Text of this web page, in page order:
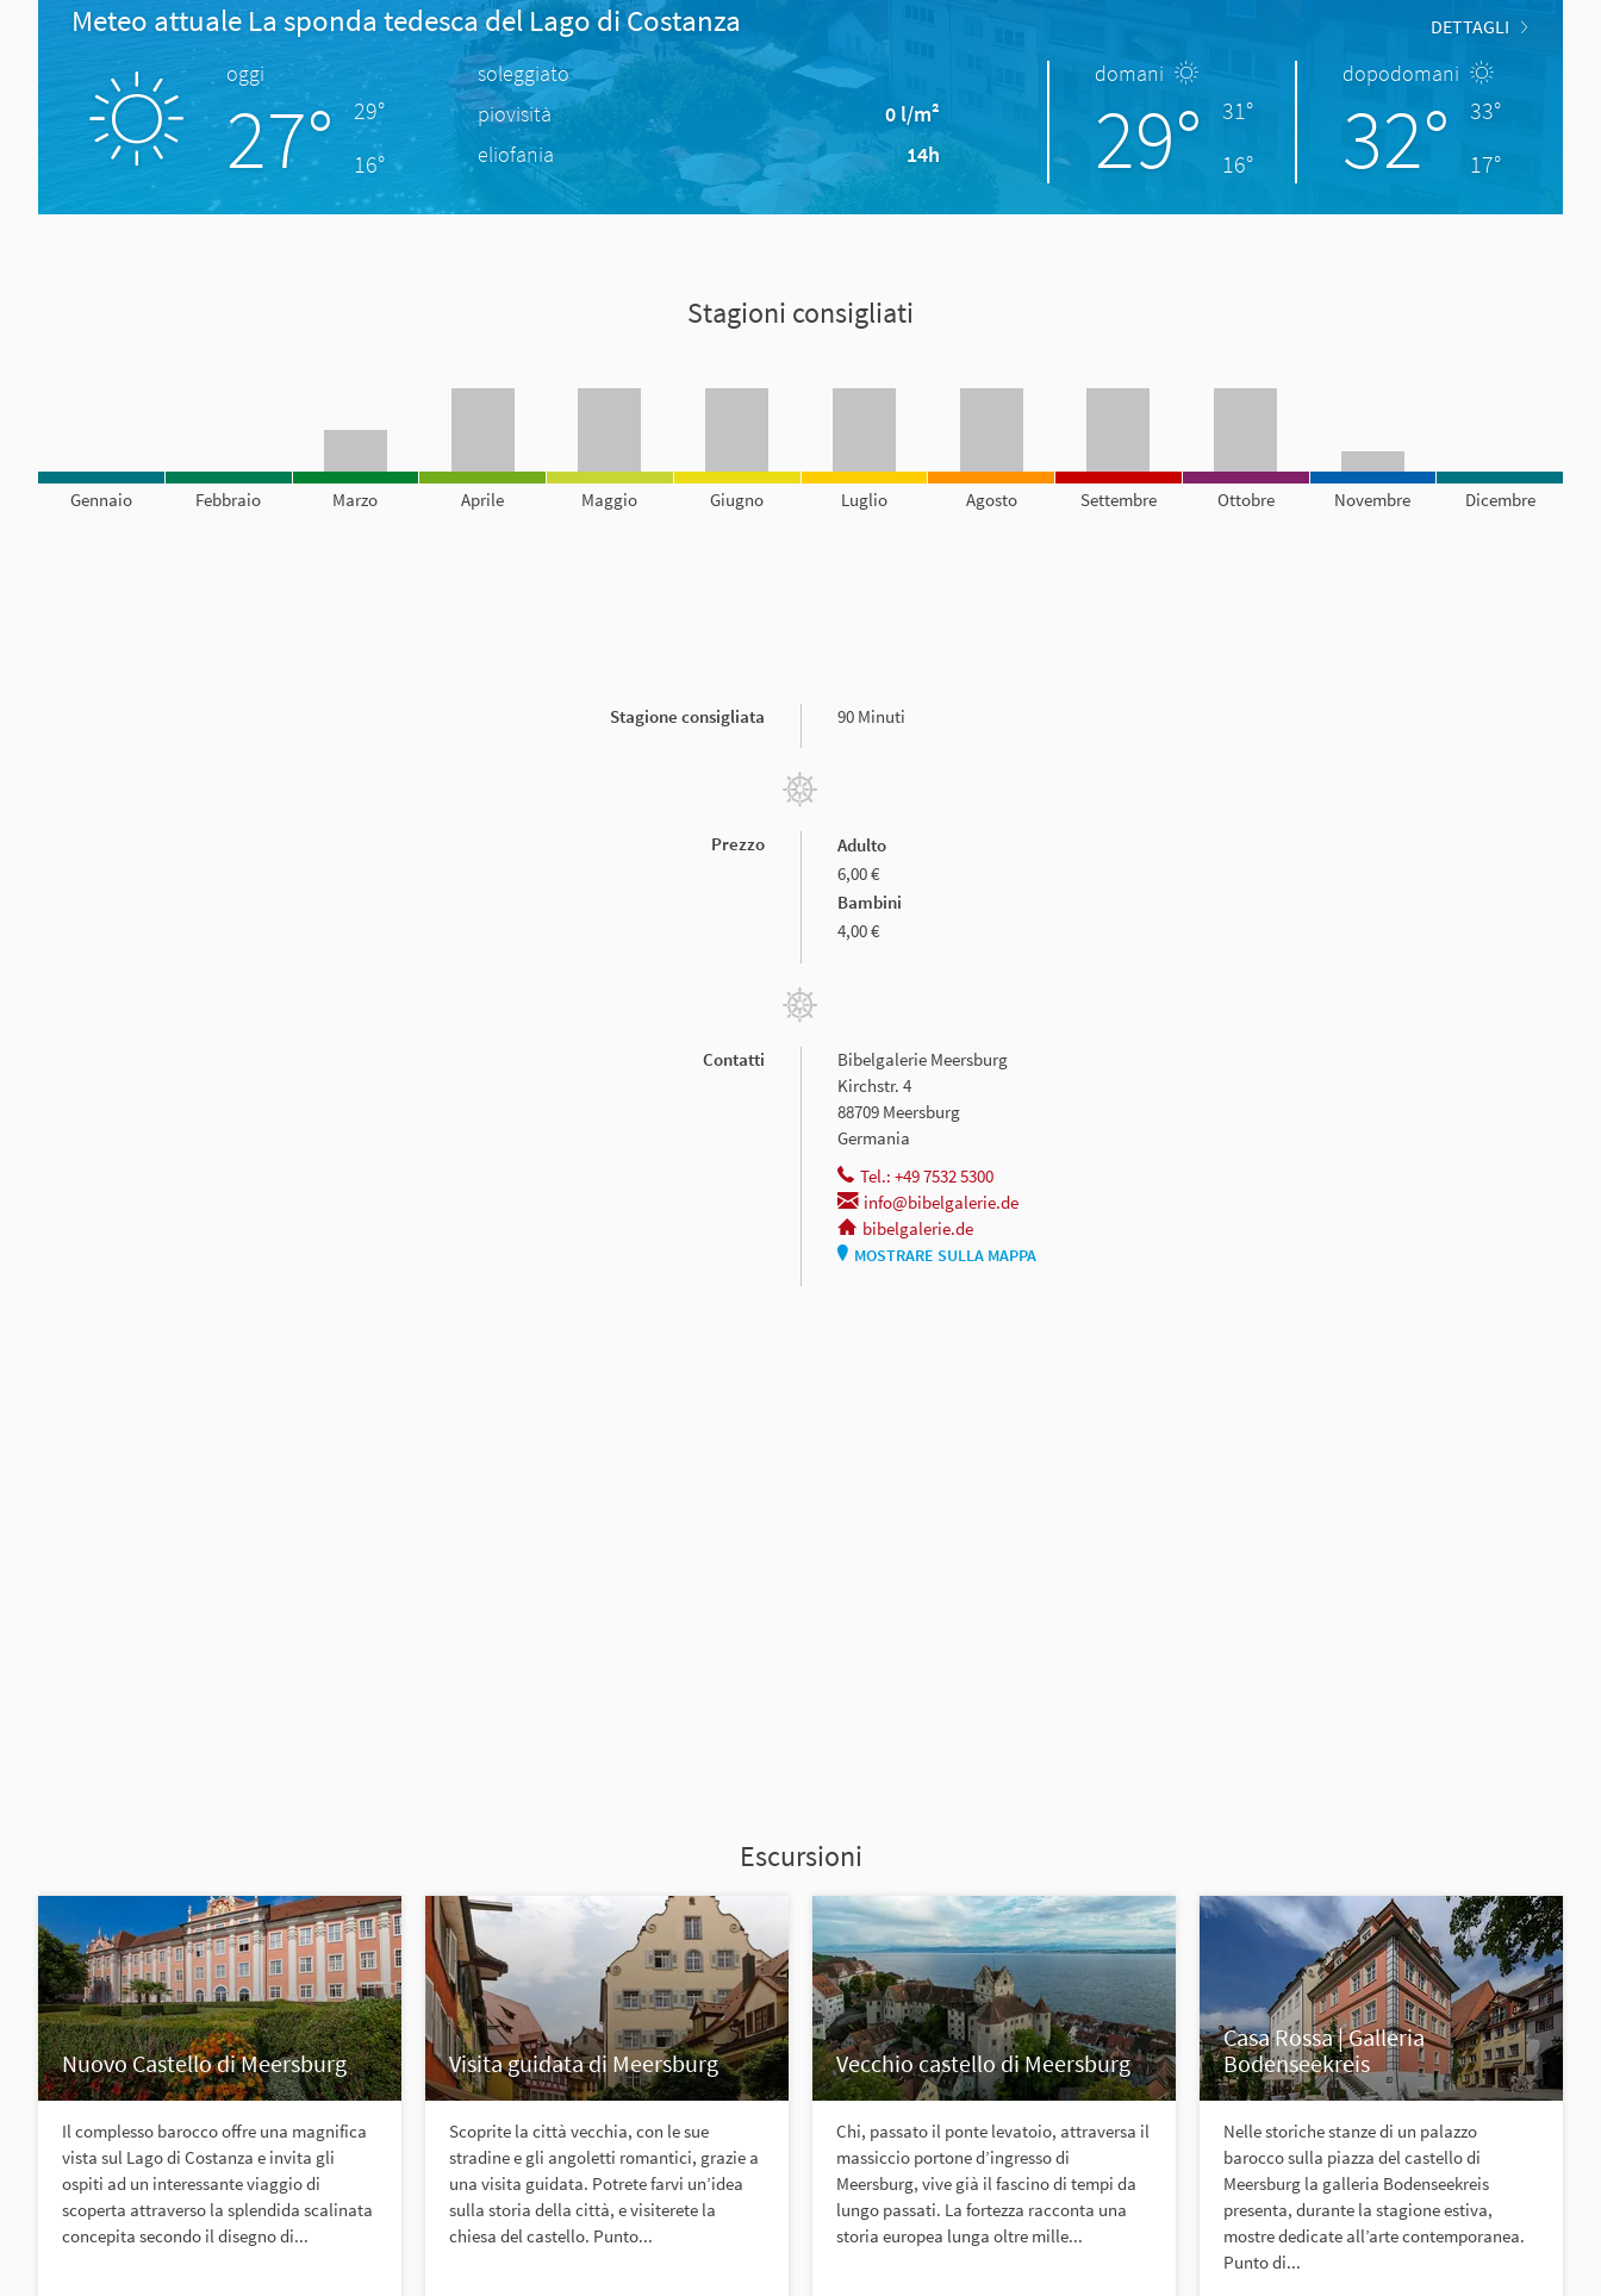
Meteo attuale La sponda tedesca del Lago di Costanza DETTAGLI
oggi
27°
29°
16°
soleggiato
piovisità
0 l/m²
eliofania
14h
domani
29°
31°
16°
dopodomani
32°
33°
17°
Stagioni consigliati
Gennaio Febbraio Marzo Aprile Maggio Giugno Luglio Agosto Settembre Ottobre Novembre Dicembre
Stagione consigliata 90 Minuti
Prezzo
Adulto
6,00 €
Bambini
4,00 €
Contatti
Bibelgalerie Meersburg
Kirchstr. 4
88709 Meersburg
Germania
Tel.: +49 7532 5300
info@bibelgalerie.de
bibelgalerie.de
MOSTRARE SULLA MAPPA
Escursioni
Nuovo Castello di Meersburg
Il complesso barocco offre una magnifica
vista sul Lago di Costanza e invita gli
ospiti ad un interessante viaggio di
scoperta attraverso la splendida scalinata
concepita secondo il disegno di...
Visita guidata di Meersburg
Scoprite la città vecchia, con le sue
stradine e gli angoletti romantici, grazie a
una visita guidata. Potrete farvi un’idea
sulla storia della città, e visiterete la
chiesa del castello. Punto...
Vecchio castello di Meersburg
Chi, passato il ponte levatoio, attraversa il
massiccio portone d’ingresso di
Meersburg, vive già il fascino di tempi da
lungo passati. La fortezza racconta una
storia europea lunga oltre mille...
Casa Rossa | Galleria
Bodenseekreis
Nelle storiche stanze di un palazzo
barocco sulla piazza del castello di
Meersburg la galleria Bodenseekreis
presenta, durante la stagione estiva,
mostre dedicate all’arte contemporanea.
Punto di...